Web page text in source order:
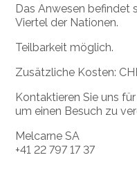
Das Anwesen befindet
Viertel der Nationen.
Teilbarkeit möglich.
Zusätzliche Kosten:
Kontaktieren Sie uns
um einen Besuch zu
Melcarne SA
+41 22 797 17 37